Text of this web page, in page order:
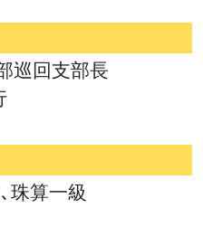
巡回支部長
珠算一級